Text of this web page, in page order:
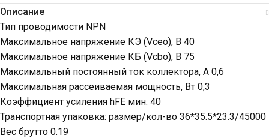
Описание
Тип проводимости NPN
Максимальное напряжение КЭ (Vceo), В 40
Максимальное напряжение КБ (Vcbo), В 75
Максимальный постоянный ток коллектора, А 0,6
Максимальная рассеиваемая мощность, Вт 0,3
Коэффициент усиления hFE мин. 40
Транспортная упаковка: размер/кол-во 36*35.5*23.3/45000
Вес брутто 0.19